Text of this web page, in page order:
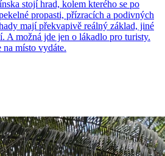
stojí hrad, kolem kterého se po
propasti, přízracích a podivných
mají překvapivě reálný základ, jiné
A možná jde jen o lákadlo pro turisty.
na místo vydáte.